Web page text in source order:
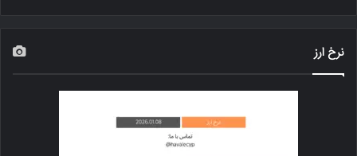
نرخ ارز